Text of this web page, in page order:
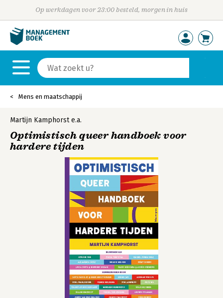
Op werkdagen voor 23:00 besteld, morgen in huis
Mens en maatschappij
Martijn Kamphorst e.a.
Optimistisch queer handboek voor
hardere tijden